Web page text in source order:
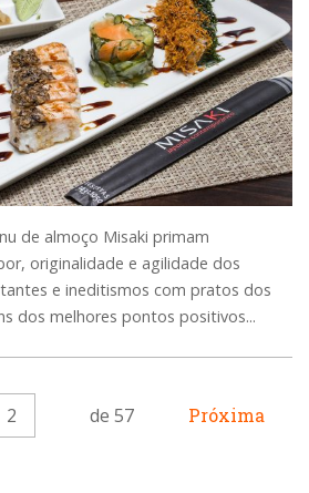
de almoço Misaki primam
originalidade e agilidade dos
e ineditismos com pratos dos
dos melhores pontos positivos...
2 de 57 Próxima